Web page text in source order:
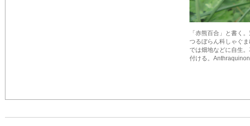
「赤熊百合」と書く
つるぼらん科しゃぐ
では畑地などに自生
付ける。